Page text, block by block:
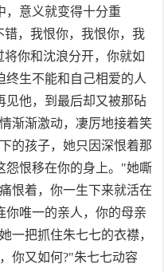
，意义就变得十分重
，我恨你，我恨你，我
你和沈浪分开，你就如
终生不能和自己相爱的人
见他，到最后却又被那砧
渐渐激动，凄厉地接着笑
的孩子，她只因深恨着那
怨恨移在你的身上。"她嘶
恨着，你一生下来就活在
你唯一的亲人，你的母亲
一把抓住朱七七的衣襟，
你又如何?"朱七七动容